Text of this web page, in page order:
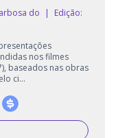
do |
Edição:
nos filmes
baseados nas obras
ci...